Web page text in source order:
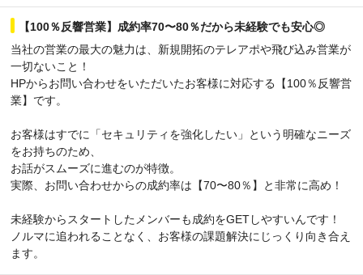
【100％反響営業】成約率70〜80％だから未経験でも安心◎
当社の営業の最大の魅力は、新規開拓のテレアポや飛び込み営業が
一切ないこと！
HPからお問い合わせをいただいたお客様に対応する【100％反響営
業】です。
お客様はすでに「セキュリティを強化したい」という明確なニーズ
をお持ちのため、
お話がスムーズに進むのが特徴。
実際、お問い合わせからの成約率は【70〜80％】と非常に高め！
未経験からスタートしたメンバーも成約をGETしやすいんです！
ノルマに追われることなく、お客様の課題解決にじっくり向き合え
ます。